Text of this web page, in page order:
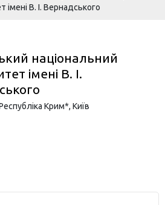
імені В. І. Вернадського
національний
імені В. І.
Крим*, Київ